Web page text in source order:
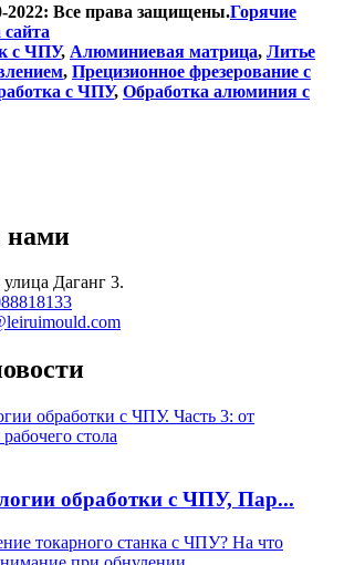
2022: Все права защищены.Горячие
с ЧПУ, Алюминиевая матрица, Литье
, Прецизионное фрезерование с
с ЧПУ, Обработка алюминия с
нами
Даганг 3.
обработки с ЧПУ, Пар...